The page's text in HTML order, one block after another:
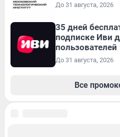
До 31 августа, 2026
35 дней
подписке Иви
пользователей
До 31 августа, 2026
Все